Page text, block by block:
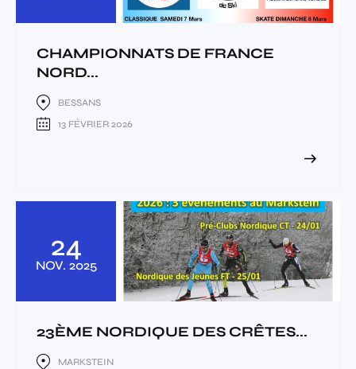
CHAMPIONNATS DE FRANCE
NORD...
BESSANS
13 FÉVRIER 2026
24
NOV. 2025
23ÈME NORDIQUE DES CRÊTES...
MARKSTEIN